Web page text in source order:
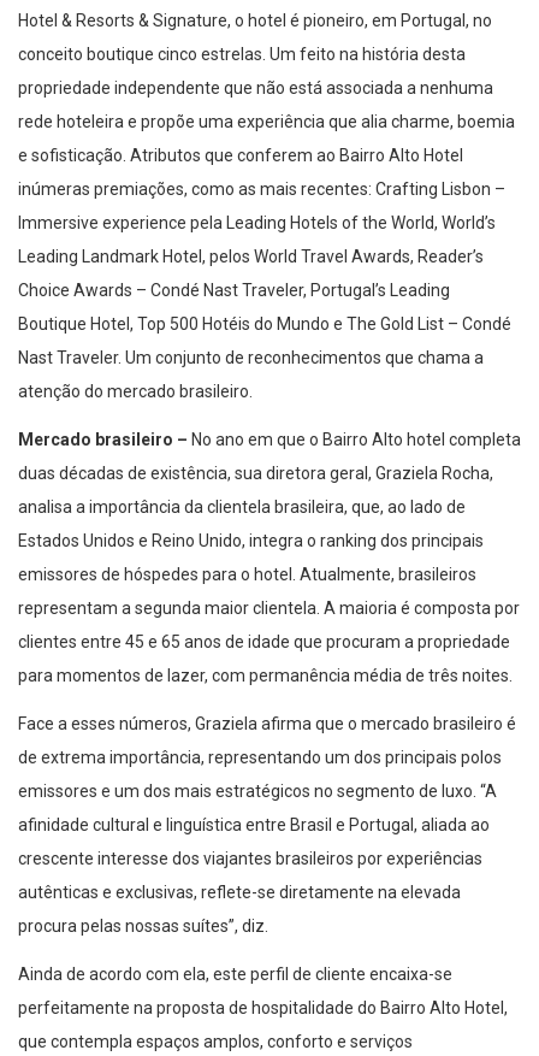
Hotel & Resorts & Signature, o hotel é pioneiro, em Portugal, no
conceito boutique cinco estrelas. Um feito na história desta
propriedade independente que não está associada a nenhuma
rede hoteleira e propõe uma experiência que alia charme, boemia
e sofisticação. Atributos que conferem ao Bairro Alto Hotel
inúmeras premiações, como as mais recentes: Crafting Lisbon –
Immersive experience pela Leading Hotels of the World, World’s
Leading Landmark Hotel, pelos World Travel Awards, Reader’s
Choice Awards – Condé Nast Traveler, Portugal’s Leading
Boutique Hotel, Top 500 Hotéis do Mundo e The Gold List – Condé
Nast Traveler. Um conjunto de reconhecimentos que chama a
atenção do mercado brasileiro.
Mercado brasileiro – No ano em que o Bairro Alto hotel completa
duas décadas de existência, sua diretora geral, Graziela Rocha,
analisa a importância da clientela brasileira, que, ao lado de
Estados Unidos e Reino Unido, integra o ranking dos principais
emissores de hóspedes para o hotel. Atualmente, brasileiros
representam a segunda maior clientela. A maioria é composta por
clientes entre 45 e 65 anos de idade que procuram a propriedade
para momentos de lazer, com permanência média de três noites.
Face a esses números, Graziela afirma que o mercado brasileiro é
de extrema importância, representando um dos principais polos
emissores e um dos mais estratégicos no segmento de luxo. “A
afinidade cultural e linguística entre Brasil e Portugal, aliada ao
crescente interesse dos viajantes brasileiros por experiências
autênticas e exclusivas, reflete-se diretamente na elevada
procura pelas nossas suítes”, diz.
Ainda de acordo com ela, este perfil de cliente encaixa-se
perfeitamente na proposta de hospitalidade do Bairro Alto Hotel,
que contempla espaços amplos, conforto e serviços